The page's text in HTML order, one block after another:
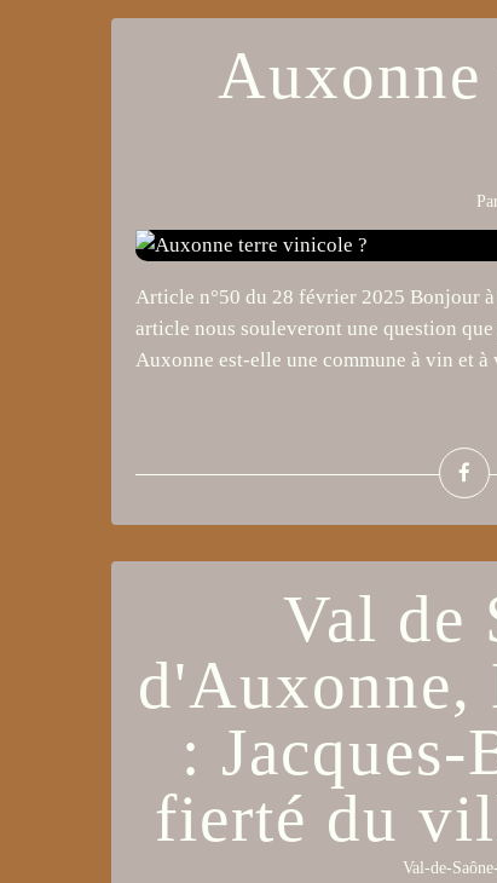
Article n°50 du 28 février 2025 Bonjour
article nous souleveront une question
Auxonne est-elle une commune à vin et à
Val de
d'Auxonne,
: Jacques-
fierté du
Val-de-